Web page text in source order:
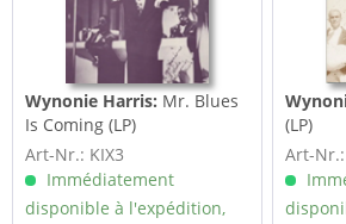
Wynonie Harris: Mr. Blues
Is Coming (LP)
Art-Nr.: KIX3
Immédiatement
disponible à l'expédition,
(LP)
Art-Nr.: